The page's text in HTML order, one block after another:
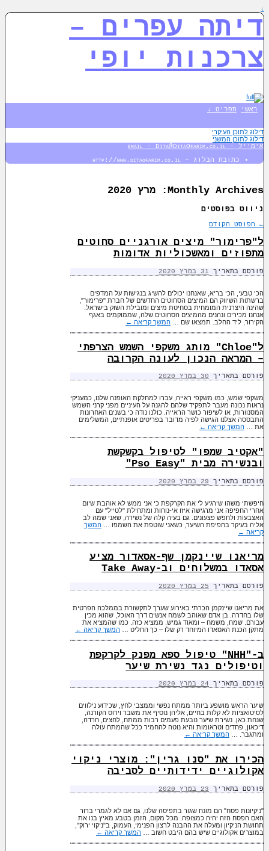
↓
דיתה עפרים –
צרכנות יופי
ראשי תפריט ↓
דילוג לתוכן העיקרי
דילוג לתוכן המשני
אימייל - email - Dita@DitaOfarim.co.il
כתובת הבלוג – http://www.ditaofarim.co.il
Monthly Archives: מרץ 2020
ניווט בפוסטים
← הפוסט הקודם
ל"פרימור" מיצים אורגניים סחוטים
מתפוזים ומאשכוליות אדומות
פורסם בתאריך 31 במרץ 2020
הכי טבעי, הכי בריא, שאנחנו יכולים להשיג בנגישות על המדפים
ברשתות השיווק הם המיצים הסחוטים החדשים של חברת "פרימור",
שהינה היצרנית המומחית בסחיטת מיצים ומובילת השוק בישראל.
אנחנו מכירים ונהנים מהמיצים הסחוטים שלה, שממוקמים באגף
הקירור, ליד החלב. תמצאו שם … המשך קריאה ←
ל"Chloe" מותג משקפי השמש הצרפתי
– המראה הנכון לעונה הקרובה
פורסם בתאריך 30 במרץ 2020
משקפי שמש, כמו משקפי ראייה, עברו למחלקת האופנה שלנו, כמעניקי
נראות נכונה מעבר לתפקיד שלהם להגנה על העיניים מפני קרני השמש
המסנוורות, או לשיפור כושר הראייה. כולנו נודה כי בשנים האחרונות
התבססה אצלנו הגישה לפיה מדובר בפריטים אופנתיים, המשלימים
את … המשך קריאה ←
"אקטיב שמפו" לטיפול בקשקשת
ובנשירה מבית "Pso Easy"
פורסם בתאריך 29 במרץ 2020
חיפשתי משהו שירגיע לי את הקרקפת כי אני ממש לא אוהבת שיום
אחרי החפיפה אני מרגישה איזו אי-נוחות ומתחילת "לטייל" עם
האצבעות ולחפש פצעונים. גם בעיה קלה של נשירה, שאני שמה לב
אליה בעיקר בחפיפת השיער, כשאני שוטפת את השמפו … המשך
קריאה ←
מריאנו שיינקמן שף-אסאדור מציע
אסאדו במשלוחים וב-Take Away
פורסם בתאריך 25 במרץ 2020
את מריאנו שיינקמן הכרתי באירוע שערך לתקשורת בממלכה הפרטית
שלו בחדרה. בן אדם שאוהב לשמח אנשים דרך האוכל, שהוא מכין
עבורם. שמח, משמח – ומאוד גמיש. ממציא כזה. כמו שהמציא את
מתקן הכנת האסאדו המיוחד רק שלו – כך החליט … המשך קריאה ←
ב-"NHH" טיפול ספא מפנק לקרקפת
וטיפולים נגד נשירת שיער
פורסם בתאריך 24 במרץ 2020
שיער הראש מושפע ביותר ממתח נפשי וממצבי לחץ, שכידוע נילווים
לסיטואציות לא קלות בחיים, אליהן נוסיף את משבר וירוס הקורנה,
שנחת כאן. נשירת שיער נובעת פעמים רבות ממתח, לחצים, חרדה,
דיכאון, פחדים וטראומות והיא נוטה להחמיר ככל שהמתח עולה
ומתגבר. … המשך קריאה ←
הכירו את "סנו גרין": מוצרי ניקוי
אקולוגיים ידידותיים לסביבה
פורסם בתאריך 23 במרץ 2020
"ניקיונות פסח" הם מונח שגור בתפיסה שלנו, גם אם לא לגמרי ברור
האם הפסח הזה יהיה כמצופה. מכל מקום, הזמן בטבע מאיץ בנו את
תחושת הניקיון ומעלה את ההבנה לרצון הפנימי, העמוק, ב"ניקוי ירוק",
במוצרים אקולוגיים שיש בהם היבט חשוב … המשך קריאה ←